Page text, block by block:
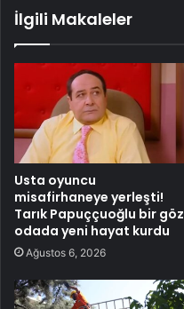
İlgili Makaleler
Usta oyuncu
misafirhaneye yerleşti!
Tarık Papuççuoğlu bir göz
odada yeni hayat kurdu
Ağustos 6, 2026